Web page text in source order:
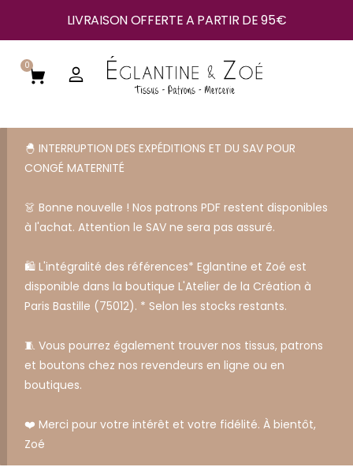
LIVRAISON OFFERTE A PARTIR DE 95€
0
🐣 INTERRUPTION DES EXPÉDITIONS ET DU SAV POUR
CONGÉ MATERNITÉ
👗 Bonne nouvelle ! Nos patrons PDF restent disponibles
à l'achat. Attention le SAV ne sera pas assuré.
🛍️ L'intégralité des références* Eglantine et Zoé est
disponible dans la boutique L'Atelier de la Création à
Paris Bastille (75012). * Selon les stocks restants.
🧵 Vous pourrez également trouver nos tissus, patrons
et boutons chez nos revendeurs en ligne ou en
boutiques.
❤️ Merci pour votre intérêt et votre fidélité. À bientôt,
Zoé